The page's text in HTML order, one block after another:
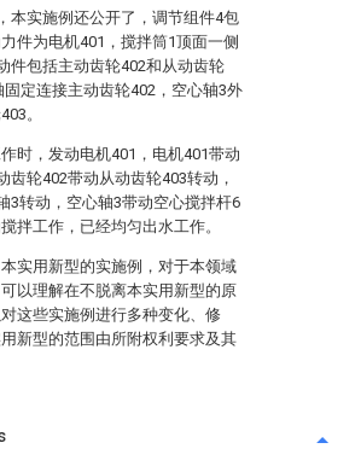
本实施例还公开了，调节组件4包
件为电机401，搅拌筒1顶面一侧
件包括主动齿轮402和从动齿轮
定连接主动齿轮402，空心轴3外
。
时，发动电机401，电机401带动
齿轮402带动从动齿轮403转动，
3转动，空心轴3带动空心搅拌杆6
拌工作，已经均匀出水工作。
实用新型的实施例，对于本领域
以理解在不脱离本实用新型的原
这些实施例进行多种变化、修
新型的范围由所附权利要求及其